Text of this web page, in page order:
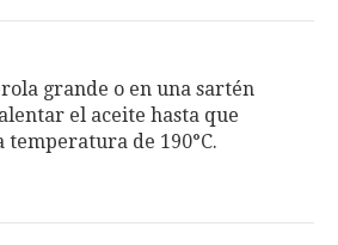
grande o en una sartén
el aceite hasta que
de 190°C.